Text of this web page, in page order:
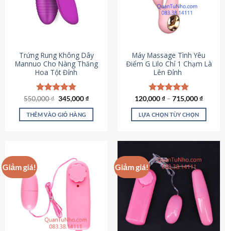
Trứng Rung Không Dây
Mannuo Cho Nàng Thăng
Hoa Tột Đỉnh
Được xếp
hạng4.81
5 sao
550,000₫ Giá
là:
550,000 ₫.
345,000₫Giá
tại
THÊM VÀO GIỎ HÀNG
Máy Massage Tình Yêu
Điểm G Lilo Chỉ 1 Chạm Là
Lên Đỉnh
Được xếp
hạng4.85
5 sao
120,000₫ – 715,000₫
LỰA CHỌN TÙY CHỌN
có
nhiều
biến
thể.
Các
tùy
chọn
Giảm giá! Giảm giá!